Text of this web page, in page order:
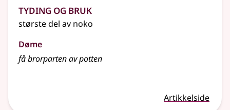
Tyding og bruk
største del av noko
Døme
få brorparten av potten
Artikkelside